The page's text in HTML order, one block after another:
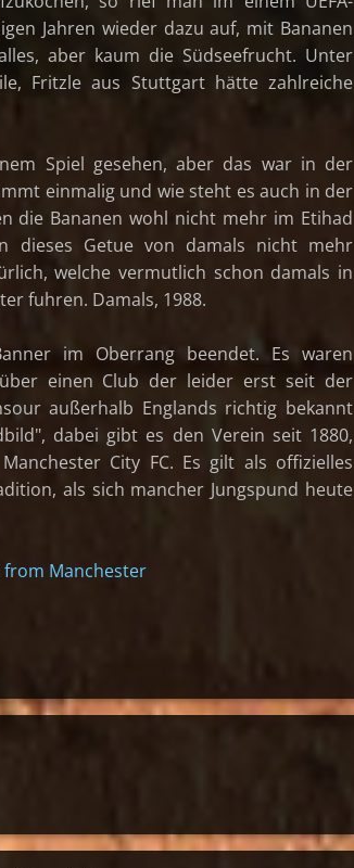
Jahren wieder dazu auf, mit Bananen
aber kaum die Südseefrucht. Unter
Fritzle aus Stuttgart hätte zahlreiche
Spiel gesehen, aber das war in der
einmalig und wie steht es auch in der
die Bananen wohl nicht mehr im Etihad
dieses Getue von damals nicht mehr
welche vermutlich schon damals in
fuhren. Damals, 1988.
im Oberrang beendet. Es waren
einen Club der leider erst seit der
außerhalb Englands richtig bekannt
dabei gibt es den Verein seit 1880,
City FC. Es gilt als offizielles
als sich mancher Jungspund heute
Manchester